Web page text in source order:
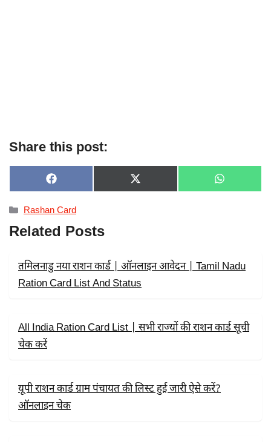
Share this post:
SHARE
ON
F
A
C
E
B
O
SHARE
ON
X
(
R
SHARE
ON
W
H
Categories
Rashan Card
Related Posts
तमिलनाडु नया राशन कार्ड | ऑनलाइन आवेदन | Tamil Nadu
Ration Card List And Status
All India Ration Card List | सभी राज्यों की राशन कार्ड सूची
चेक करें
यूपी राशन कार्ड ग्राम पंचायत की लिस्ट हुई जारी ऐसे करें?
ऑनलाइन चेक